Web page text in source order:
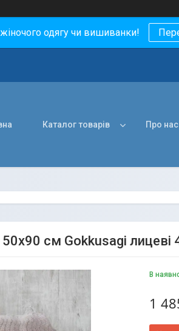
одягу чи вишиванки!
Каталог товарів Про нас
50х90 см Gokkusagi лицеві
В
1